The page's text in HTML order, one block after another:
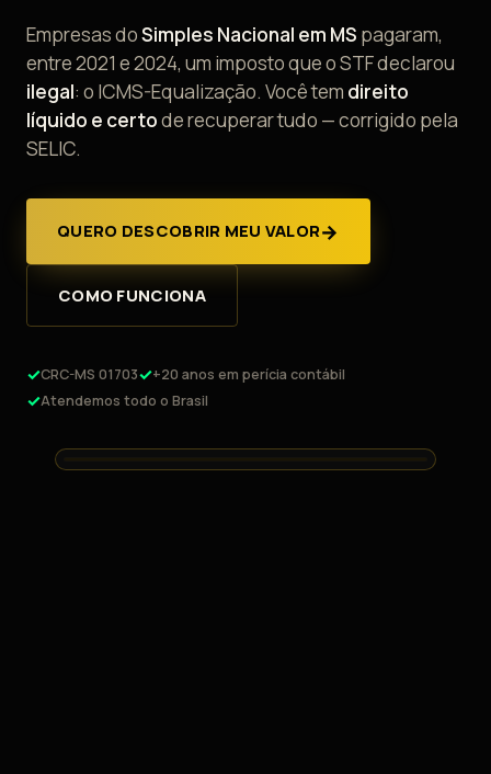
Empresas doSimples Nacional em MS pagaram,
entre 2021 e 2024, um imposto que o STF declarou
ilegal: o ICMS-Equalização. Você tem direito
líquido e certode recuperar tudo — corrigido pela
SELIC.
QUERO DESCOBRIR MEU VALOR→
COMO FUNCIONA
CRC-MS 01703
+20 anos em perícia contábil
Atendemos todo o Brasil